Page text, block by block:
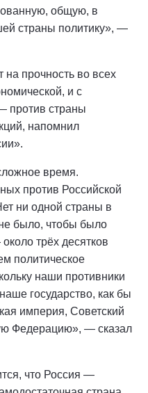
общую, в
страны политику», —
прочность во всех
и с
против страны
напомнил
время.
против Российской
ни одной страны в
было, чтобы было
трёх десятков
политическое
наши противники
государство, как бы
империя, Советский
Федерацию», — сказал
что Россия —